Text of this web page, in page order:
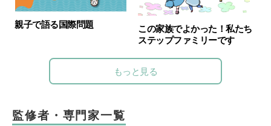
親子で語る国際問題
この家族でよかった！私たち
ステップファミリーです
もっと見る
監修者・専門家一覧